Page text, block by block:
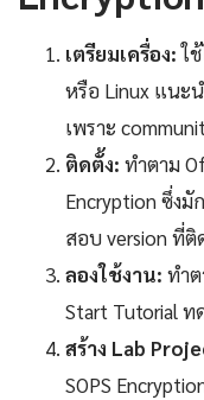
เตรียมเครื่อง:ใ
หรือ Linux แนะ
เพราะ
ติดตั้ง: ทำตาม
Encryption ซึ่ง
สอบ version ที่ติ
ลองใช้งาน: ทำ
Start Tutorial
สร้าง Lab
SOPS